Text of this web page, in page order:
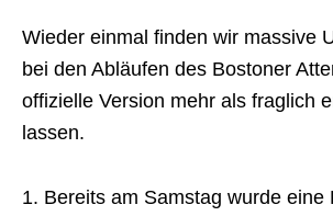
Wieder einmal finden wir massive
bei den Abläufen des Bostoner
offizielle Version mehr als fraglich
lassen.
1. Bereits am Samstag wurde eine